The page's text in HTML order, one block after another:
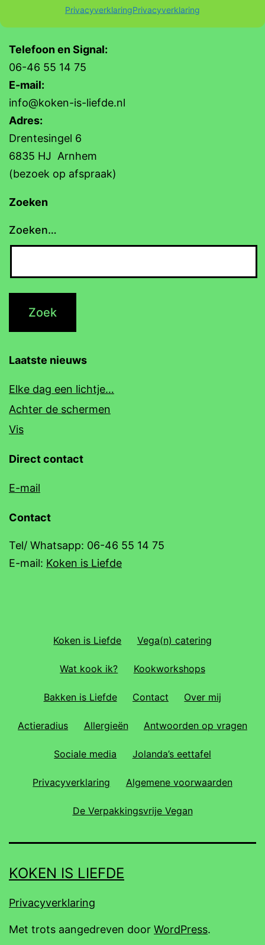
PrivacyverklaringPrivacyverklaring
Telefoon en Signal:
06-46 55 14 75
E-mail:
info@koken-is-liefde.nl
Adres:
Drentesingel 6
6835 HJ Arnhem
(bezoek op afspraak)
Zoeken
Zoeken…
Laatste nieuws
Elke dag een lichtje…
Achter de schermen
Vis
Direct contact
E-mail
Contact
Tel/ Whatsapp: 06-46 55 14 75
E-mail: Koken is Liefde
Koken is Liefde Vega(n) catering
Wat kook ik? Kookworkshops
Bakken is Liefde Contact Over mij
Actieradius Allergieën Antwoorden op vragen
Sociale media Jolanda’s eettafel
Privacyverklaring Algemene voorwaarden
De Verpakkingsvrije Vegan
KOKEN IS LIEFDE
Privacyverklaring
Met trots aangedreven door WordPress.